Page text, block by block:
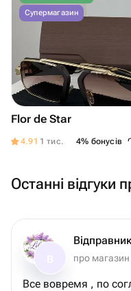
Супермагазин
Flor de Star
4.91 1 тис. 4% бонусів
Останні відгуки
Відправник
про магазин
Все вовремя , по